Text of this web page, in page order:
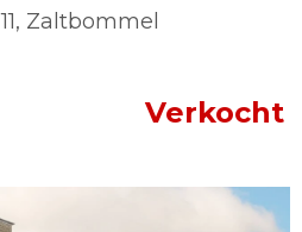
Zaltbommel
Verkocht